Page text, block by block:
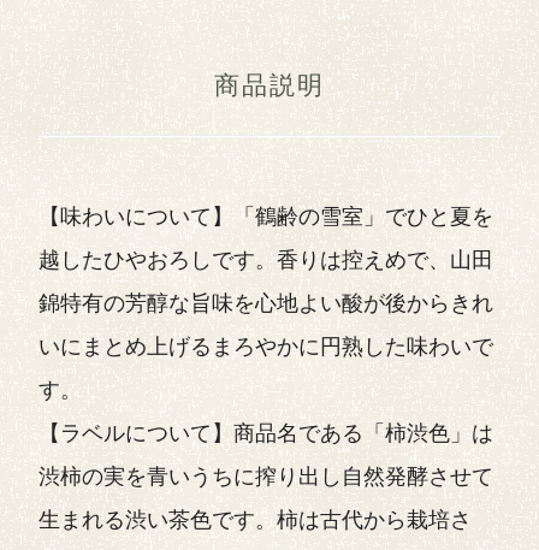
商品説明
【味わいについて】「鶴齢の雪室」でひと夏を
越したひやおろしです。香りは控えめで、山田
錦特有の芳醇な旨味を心地よい酸が後からきれ
いにまとめ上げるまろやかに円熟した味わいで
す。
【ラベルについて】商品名である「柿渋色」は
渋柿の実を青いうちに搾り出し自然発酵させて
生まれる渋い茶色です。柿は古代から栽培さ